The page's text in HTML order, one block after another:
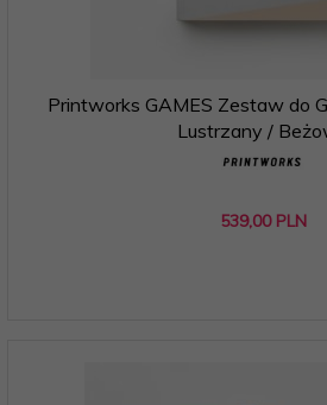
Printworks GAMES Zestaw do
Lustrzany /
539,00 PLN